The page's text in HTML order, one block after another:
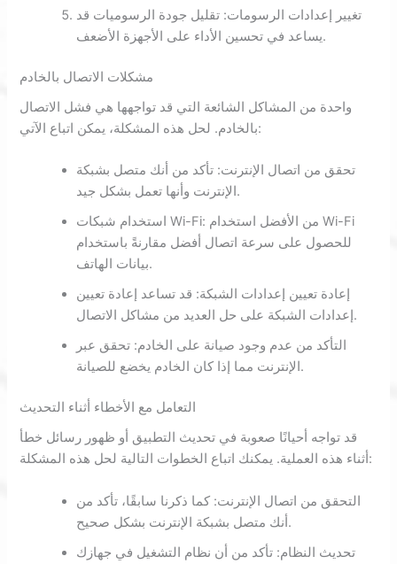
تغيير إعدادات الرسومات: تقليل جودة الرسوميات قد
يساعد في تحسين الأداء على الأجهزة الأضعف.
مشكلات الاتصال بالخادم
واحدة من المشاكل الشائعة التي قد تواجهها هي فشل الاتصال
بالخادم. لحل هذه المشكلة، يمكن اتباع الآتي:
تحقق من اتصال الإنترنت: تأكد من أنك متصل بشبكة
الإنترنت وأنها تعمل بشكل جيد.
استخدام شبكات Wi-Fi: من الأفضل استخدام Wi-Fi
للحصول على سرعة اتصال أفضل مقارنةً باستخدام
بيانات الهاتف.
إعادة تعيين إعدادات الشبكة: قد تساعد إعادة تعيين
إعدادات الشبكة على حل العديد من مشاكل الاتصال.
التأكد من عدم وجود صيانة على الخادم: تحقق عبر
الإنترنت مما إذا كان الخادم يخضع للصيانة.
التعامل مع الأخطاء أثناء التحديث
قد تواجه أحيانًا صعوبة في تحديث التطبيق أو ظهور رسائل خطأ
أثناء هذه العملية. يمكنك اتباع الخطوات التالية لحل هذه المشكلة:
التحقق من اتصال الإنترنت: كما ذكرنا سابقًا، تأكد من
أنك متصل بشبكة الإنترنت بشكل صحيح.
تحديث النظام: تأكد من أن نظام التشغيل في جهازك